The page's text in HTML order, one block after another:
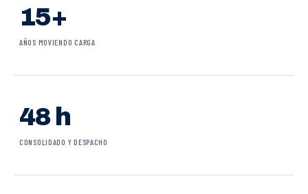
15+
AÑOS MOVIENDO CARGA
48 h
CONSOLIDADO Y DESPACHO